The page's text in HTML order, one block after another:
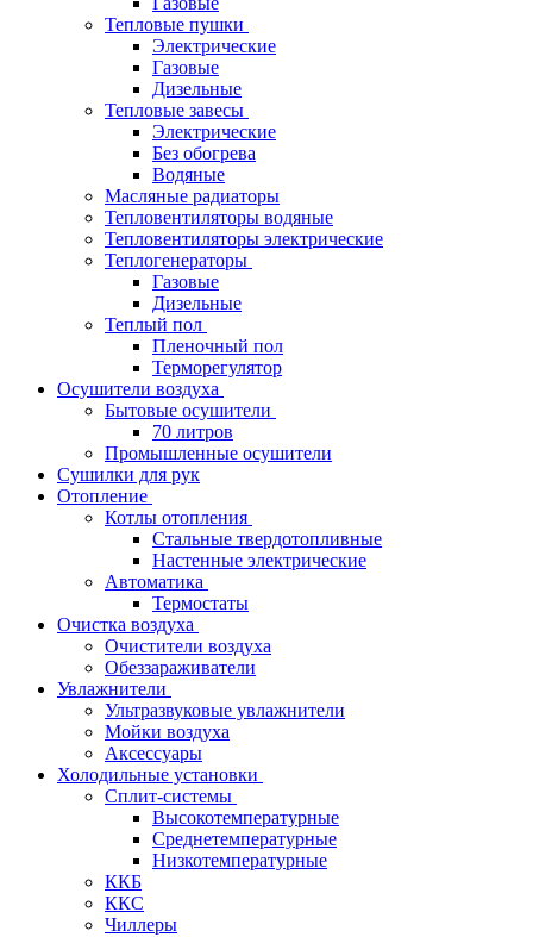
Тепловые пушки
Электрические
Газовые
Дизельные
Тепловые завесы
Электрические
Без обогрева
Водяные
Масляные радиаторы
Тепловентиляторы водяные
Тепловентиляторы электрические
Теплогенераторы
Газовые
Дизельные
Теплый пол
Пленочный пол
Терморегулятор
Осушители воздуха
Бытовые осушители
70 литров
Промышленные осушители
Сушилки для рук
Отопление
Котлы отопления
Стальные твердотопливные
Настенные электрические
Автоматика
Термостаты
Очистка воздуха
Очистители воздуха
Обеззараживатели
Увлажнители
Ультразвуковые увлажнители
Мойки воздуха
Аксессуары
Холодильные установки
Сплит-системы
Высокотемпературные
Среднетемпературные
Низкотемпературные
ККБ
ККС
Чиллеры